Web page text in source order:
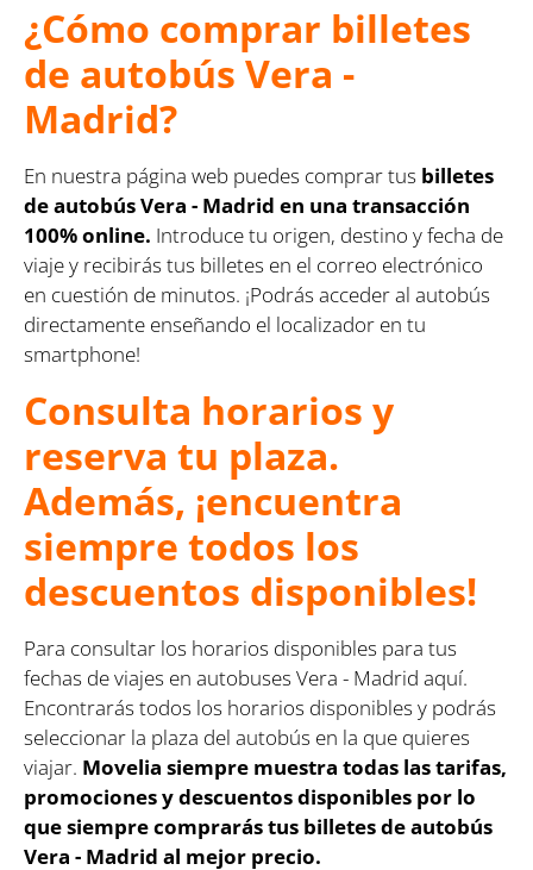
¿Cómo comprar billetes
de autobús Vera -
Madrid?
En nuestra página web puedes comprar tus billetes
de autobús Vera - Madrid en una transacción
100% online. Introduce tu origen, destino y fecha de
viaje y recibirás tus billetes en el correo electrónico
en cuestión de minutos. ¡Podrás acceder al autobús
directamente enseñando el localizador en tu
smartphone!
Consulta horarios y
reserva tu plaza.
Además, ¡encuentra
siempre todos los
descuentos disponibles!
Para consultar los horarios disponibles para tus
fechas de viajes en autobuses Vera - Madrid aquí.
Encontrarás todos los horarios disponibles y podrás
seleccionar la plaza del autobús en la que quieres
viajar. Movelia siempre muestra todas las tarifas,
promociones y descuentos disponibles por lo
que siempre comprarás tus billetes de autobús
Vera - Madrid al mejor precio.